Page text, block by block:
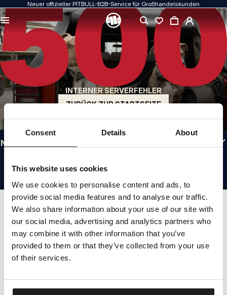
Consent Details About
This website uses cookies
We use cookies to personalise content and ads, to
provide social media features and to analyse our traffic.
We also share information about your use of our site with
our social media, advertising and analytics partners who
may combine it with other information that you’ve
provided to them or that they’ve collected from your use
of their services.
Neuer offizieller PITBULL-B2B-Service für Großhandelskunden
INTERNER SERVERFEHLER
ZURÜCK ZUR STARTSEITE
QUALITÄT HAT FÜR UNS PRIORITÄT
Unsere Kleidung fertigen wir mit Leidenschaft. Bei Haltbarkeit, Langlebigkeit der
Materialien und Liebe zum Detail machen wir keine Kompromisse.
US ORIGIN
Unsere Wurzeln reichen zurück ins San Diego der frühen 1990er Jahre. Unser Stil
ist roh, authentisch und kompromisslos.
MARKE MIT CHARAKTER
Unsere Kollektionen werden von Sportlern, Kämpfern und unbeirrbaren
Individualisten gewählt.
INFORMATIONEN
NÜTZLICHE LINKS
©1997 - 2026 PITBULL SP. Z O.O. ALLE RECHTE VORBEHALTEN.
SITE CREDITS
NACH OBEN GEHEN